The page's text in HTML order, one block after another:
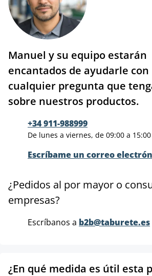
Manuel y su equipo estarán
encantados de ayudarle con
cualquier pregunta que
sobre nuestros productos.
+34 911-988999
De lunes a viernes, de 09:00 a 15:00
Escríbame un correo
¿Pedidos al por mayor o
empresas?
Escríbanos a b2b@taburete.es
¿En qué medida es útil esta